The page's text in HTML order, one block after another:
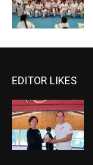
EDITOR LIKES